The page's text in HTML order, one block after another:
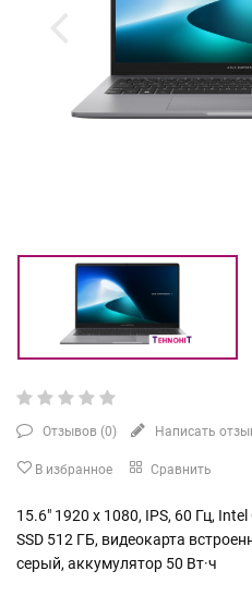
Отзывов (0) Написать
В избранное Сравнить
15.6" 1920 x 1080, IPS, 60 Гц,
SSD 512 ГБ, видеокарта
серый, аккумулятор 50 Вт·ч